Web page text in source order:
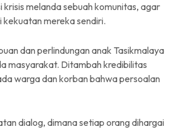
melanda sebuah komunitas, agar
mereka sendiri.
dan perlindungan anak Tasikmalaya
masyarakat. Ditambah kredibilitas
warga dan korban bahwa persoalan
dialog, dimana setiap orang dihargai